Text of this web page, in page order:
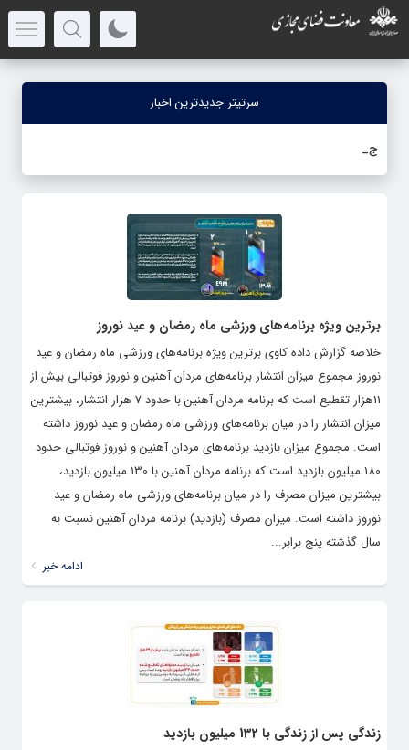
سرتیتر جدیدترین اخبار
جنگ رمضان؛
برترین ویژه برنامه‌های ورزشی ماه رمضان و عید نوروز
خلاصه گزارش داده کاوی برترین ویژه برنامه‌های ورزشی ماه رمضان و عید
نوروز مجموع میزان انتشار برنامه‌های مردان آهنین و نوروز فوتبالی بیش از
11هزار تقطیع است که برنامه مردان آهنین با حدود 7 هزار انتشار، بیشترین
میزان انتشار را در میان برنامه‌های ورزشی ماه رمضان و عید نوروز داشته
است. مجموع میزان بازدید برنامه‌های مردان آهنین و نوروز فوتبالی حدود
180 میلیون بازدید است که برنامه مردان آهنین با 130 میلیون بازدید،
بیشترین میزان مصرف را در میان برنامه‌های ورزشی ماه رمضان و عید
نوروز داشته است. میزان مصرف (بازدید) برنامه مردان آهنین نسبت به
سال گذشته پنج برابر...
ادامه خبر
زندگی پس از زندگی با 132 میلیون بازدید